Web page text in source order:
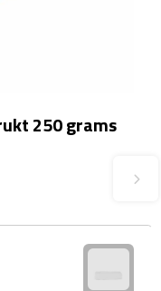
250 grams